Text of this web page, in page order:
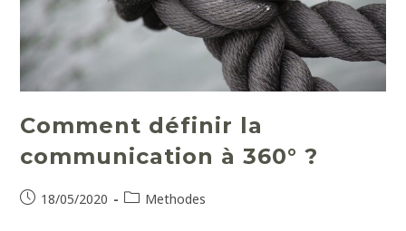
Comment définir la
communication à 360° ?
18/05/2020 Methodes